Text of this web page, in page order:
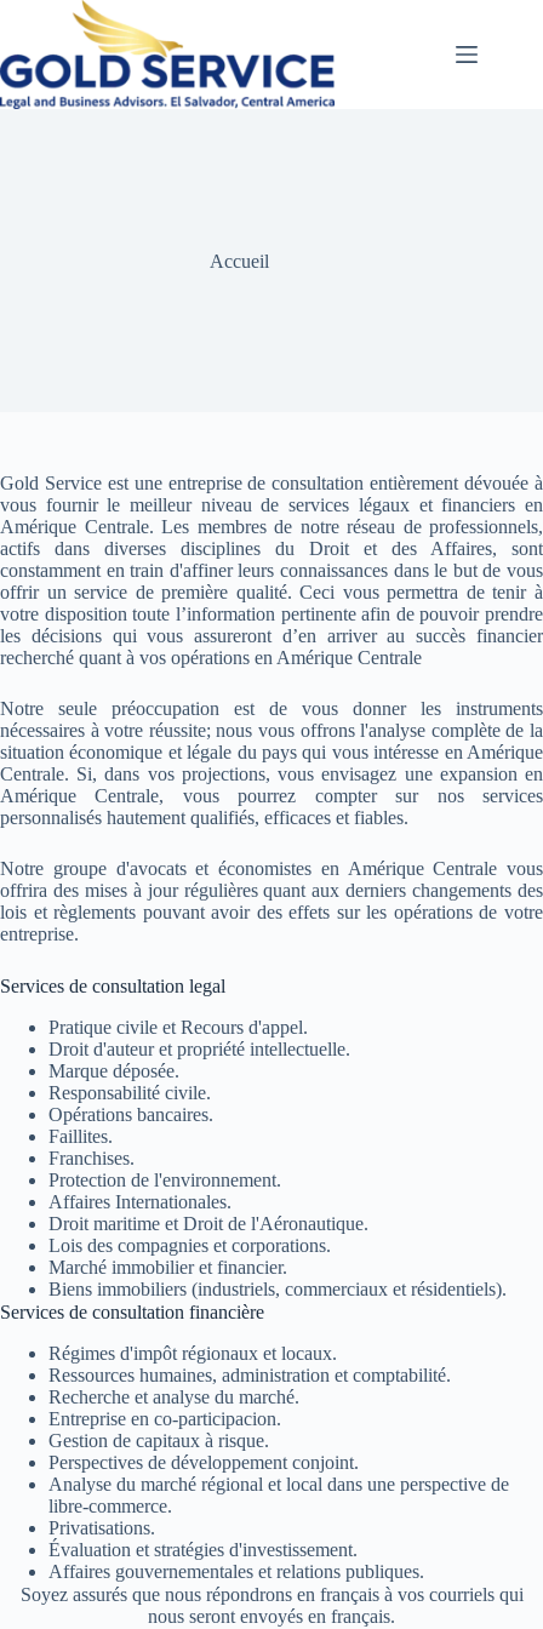
contenu
Accueil
Gold Service est une entreprise de consultation entièrement dévouée à
vous fournir le meilleur niveau de services légaux et financiers en
Amérique Centrale. Les membres de notre réseau de professionnels,
actifs dans diverses disciplines du Droit et des Affaires, sont
constamment en train d'affiner leurs connaissances dans le but de vous
offrir un service de première qualité. Ceci vous permettra de tenir à
votre disposition toute l’information pertinente afin de pouvoir prendre
les décisions qui vous assureront d’en arriver au succès financier
recherché quant à vos opérations en Amérique Centrale
Notre seule préoccupation est de vous donner les instruments
nécessaires à votre réussite; nous vous offrons l'analyse complète de la
situation économique et légale du pays qui vous intéresse en Amérique
Centrale. Si, dans vos projections, vous envisagez une expansion en
Amérique Centrale, vous pourrez compter sur nos services
personnalisés hautement qualifiés, efficaces et fiables.
Notre groupe d'avocats et économistes en Amérique Centrale vous
offrira des mises à jour régulières quant aux derniers changements des
lois et règlements pouvant avoir des effets sur les opérations de votre
entreprise.
Services de consultation legal
Pratique civile et Recours d'appel.
Droit d'auteur et propriété intellectuelle.
Marque déposée.
Responsabilité civile.
Opérations bancaires.
Faillites.
Franchises.
Protection de l'environnement.
Affaires Internationales.
Droit maritime et Droit de l'Aéronautique.
Lois des compagnies et corporations.
Marché immobilier et financier.
Biens immobiliers (industriels, commerciaux et résidentiels).
Services de consultation financière
Régimes d'impôt régionaux et locaux.
Ressources humaines, administration et comptabilité.
Recherche et analyse du marché.
Entreprise en co-participacion.
Gestion de capitaux à risque.
Perspectives de développement conjoint.
Analyse du marché régional et local dans une perspective de
libre-commerce.
Privatisations.
Évaluation et stratégies d'investissement.
Affaires gouvernementales et relations publiques.
Soyez assurés que nous répondrons en français à vos courriels qui
nous seront envoyés en français.